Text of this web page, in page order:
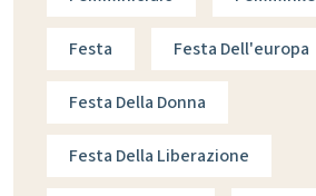
Festa Festa Dell'europa
Festa Della Donna
Festa Della Liberazione